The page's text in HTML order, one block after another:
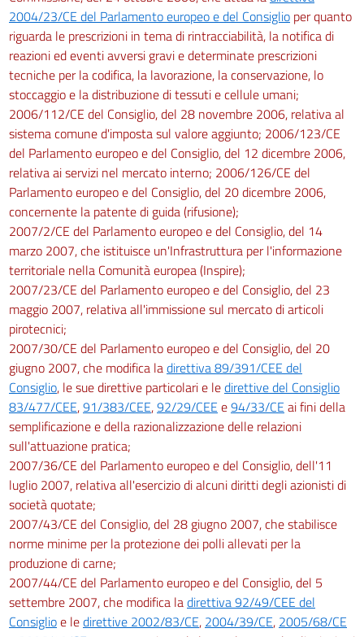
2004/23/CE del Parlamento europeo e del Consiglio per quanto
riguarda le prescrizioni in tema di rintracciabilità, la notifica di
reazioni ed eventi avversi gravi e determinate prescrizioni
tecniche per la codifica, la lavorazione, la conservazione, lo
stoccaggio e la distribuzione di tessuti e cellule umani;
2006/112/CE del Consiglio, del 28 novembre 2006, relativa al
sistema comune d'imposta sul valore aggiunto; 2006/123/CE
del Parlamento europeo e del Consiglio, del 12 dicembre 2006,
relativa ai servizi nel mercato interno; 2006/126/CE del
Parlamento europeo e del Consiglio, del 20 dicembre 2006,
concernente la patente di guida (rifusione);
2007/2/CE del Parlamento europeo e del Consiglio, del 14
marzo 2007, che istituisce un'Infrastruttura per l'informazione
territoriale nella Comunità europea (Inspire);
2007/23/CE del Parlamento europeo e del Consiglio, del 23
maggio 2007, relativa all'immissione sul mercato di articoli
pirotecnici;
2007/30/CE del Parlamento europeo e del Consiglio, del 20
giugno 2007, che modifica ladirettiva 89/391/CEE del
Consiglio, le sue direttive particolari e ledirettive del Consiglio
83/477/CEE,91/383/CEE,92/29/CEE e94/33/CE ai fini della
semplificazione e della razionalizzazione delle relazioni
sull'attuazione pratica;
2007/36/CE del Parlamento europeo e del Consiglio, dell'11
luglio 2007, relativa all'esercizio di alcuni diritti degli azionisti di
società quotate;
2007/43/CE del Consiglio, del 28 giugno 2007, che stabilisce
norme minime per la protezione dei polli allevati per la
produzione di carne;
2007/44/CE del Parlamento europeo e del Consiglio, del 5
settembre 2007, che modifica ladirettiva 92/49/CEE del
Consiglioe ledirettive 2002/83/CE, 2004/39/CE, 2005/68/CE